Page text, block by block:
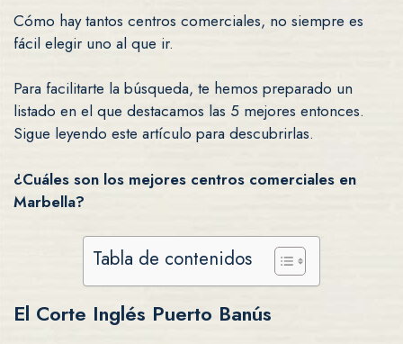
Cómo hay tantos centros comerciales, no siempre es
fácil elegir uno al que ir.
Para facilitarte la búsqueda, te hemos preparado un
listado en el que destacamos las 5 mejores entonces.
Sigue leyendo este artículo para descubrirlas.
¿Cuáles son los mejores centros comerciales en
Marbella?
Tabla de contenidos
El Corte Inglés Puerto Banús